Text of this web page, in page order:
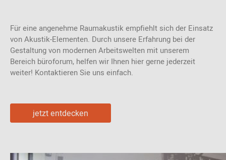
Für eine angenehme Raumakustik empfiehlt sich der Einsatz
von Akustik-Elementen. Durch unsere Erfahrung bei der
Gestaltung von modernen Arbeitswelten mit unserem
Bereich büroforum, helfen wir Ihnen hier gerne jederzeit
weiter! Kontaktieren Sie uns einfach.
jetzt entdecken